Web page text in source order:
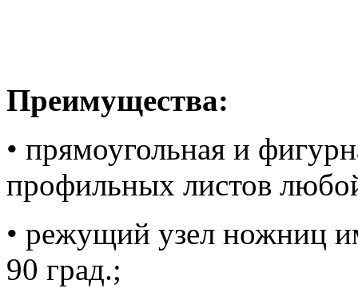
Преимущества:
• прямоугольная и
профильных листов
• режущий узел ножниц
90 град.;